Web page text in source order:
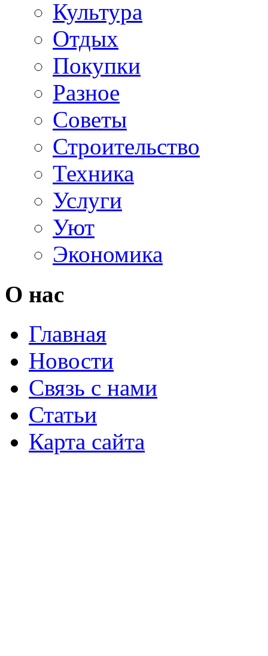
Культура
Отдых
Покупки
Разное
Советы
Строительство
Техника
Услуги
Уют
Экономика
О нас
Главная
Новости
Связь с нами
Статьи
Карта сайта